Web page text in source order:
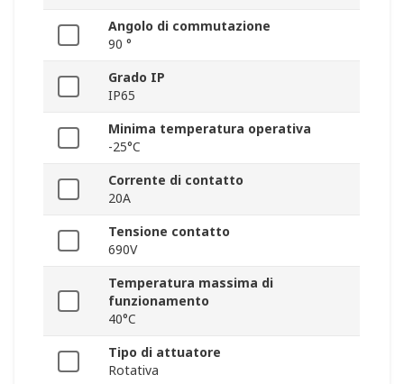
Angolo di commutazione
90 °
Grado IP
IP65
Minima temperatura operativa
-25°C
Corrente di contatto
20A
Tensione contatto
690V
Temperatura massima di
funzionamento
40°C
Tipo di attuatore
Rotativa